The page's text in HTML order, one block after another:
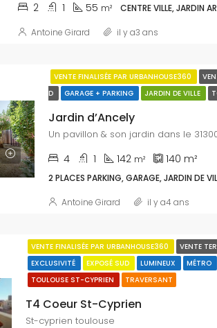
2 1 55 m² CENTRE VILLE, JARDIN
Antoine Girard il y a3 ans
VENTE FINALISÉE PAR URBANHOUSE360
D
GARAGE + PARKING JARDIN DE VILLE
Jardin d’Ancely
Un pavillon & son jardin dans le
4 1 142 m² 140 m²
2 PLACES PARKING, GARAGE, JARDIN DE
Antoine Girard il y a4 ans
VENTE FINALISÉE PAR URBANHOUSE360 VENTE
EXCLUSIVITÉ
EXPOSÉ SUD LUMINEUX MÉTRO
TOULOUSE ST-CYPRIEN
TRAVERSANT
T4 Coeur St-Cyprien
St-cyprien toulouse